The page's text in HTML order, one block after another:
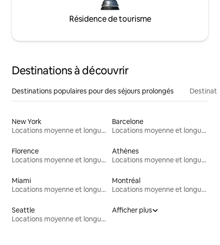
Résidence de tourisme
Destinations à découvrir
Destinations populaires pour des séjours prolongés
New York
Locations moyenne et longue durée
Barcelone
Locations moyenne et longue durée
Florence
Locations moyenne et longue durée
Athènes
Locations moyenne et longue durée
Miami
Locations moyenne et longue durée
Montréal
Locations moyenne et longue durée
Seattle
Locations moyenne et longue durée
Afficher plus